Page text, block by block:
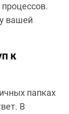
вашей
к
папках
В